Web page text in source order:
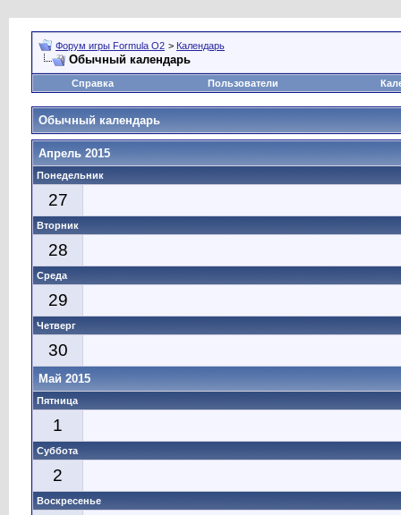
Форум игры Formula O2 > Календарь
Обычный календарь
Справка Пользователи
Обычный календарь
Апрель 2015
Понедельник
27
Вторник
28
Среда
29
Четверг
30
Май 2015
Пятница
1
Суббота
2
Воскресенье